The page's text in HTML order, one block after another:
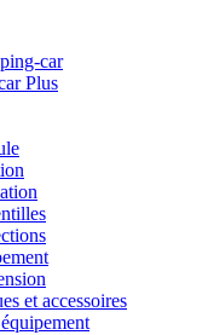
car
Plus
et accessoires